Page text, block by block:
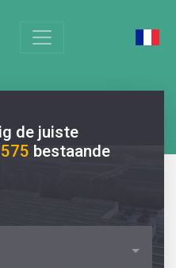
de juiste
575 bestaande